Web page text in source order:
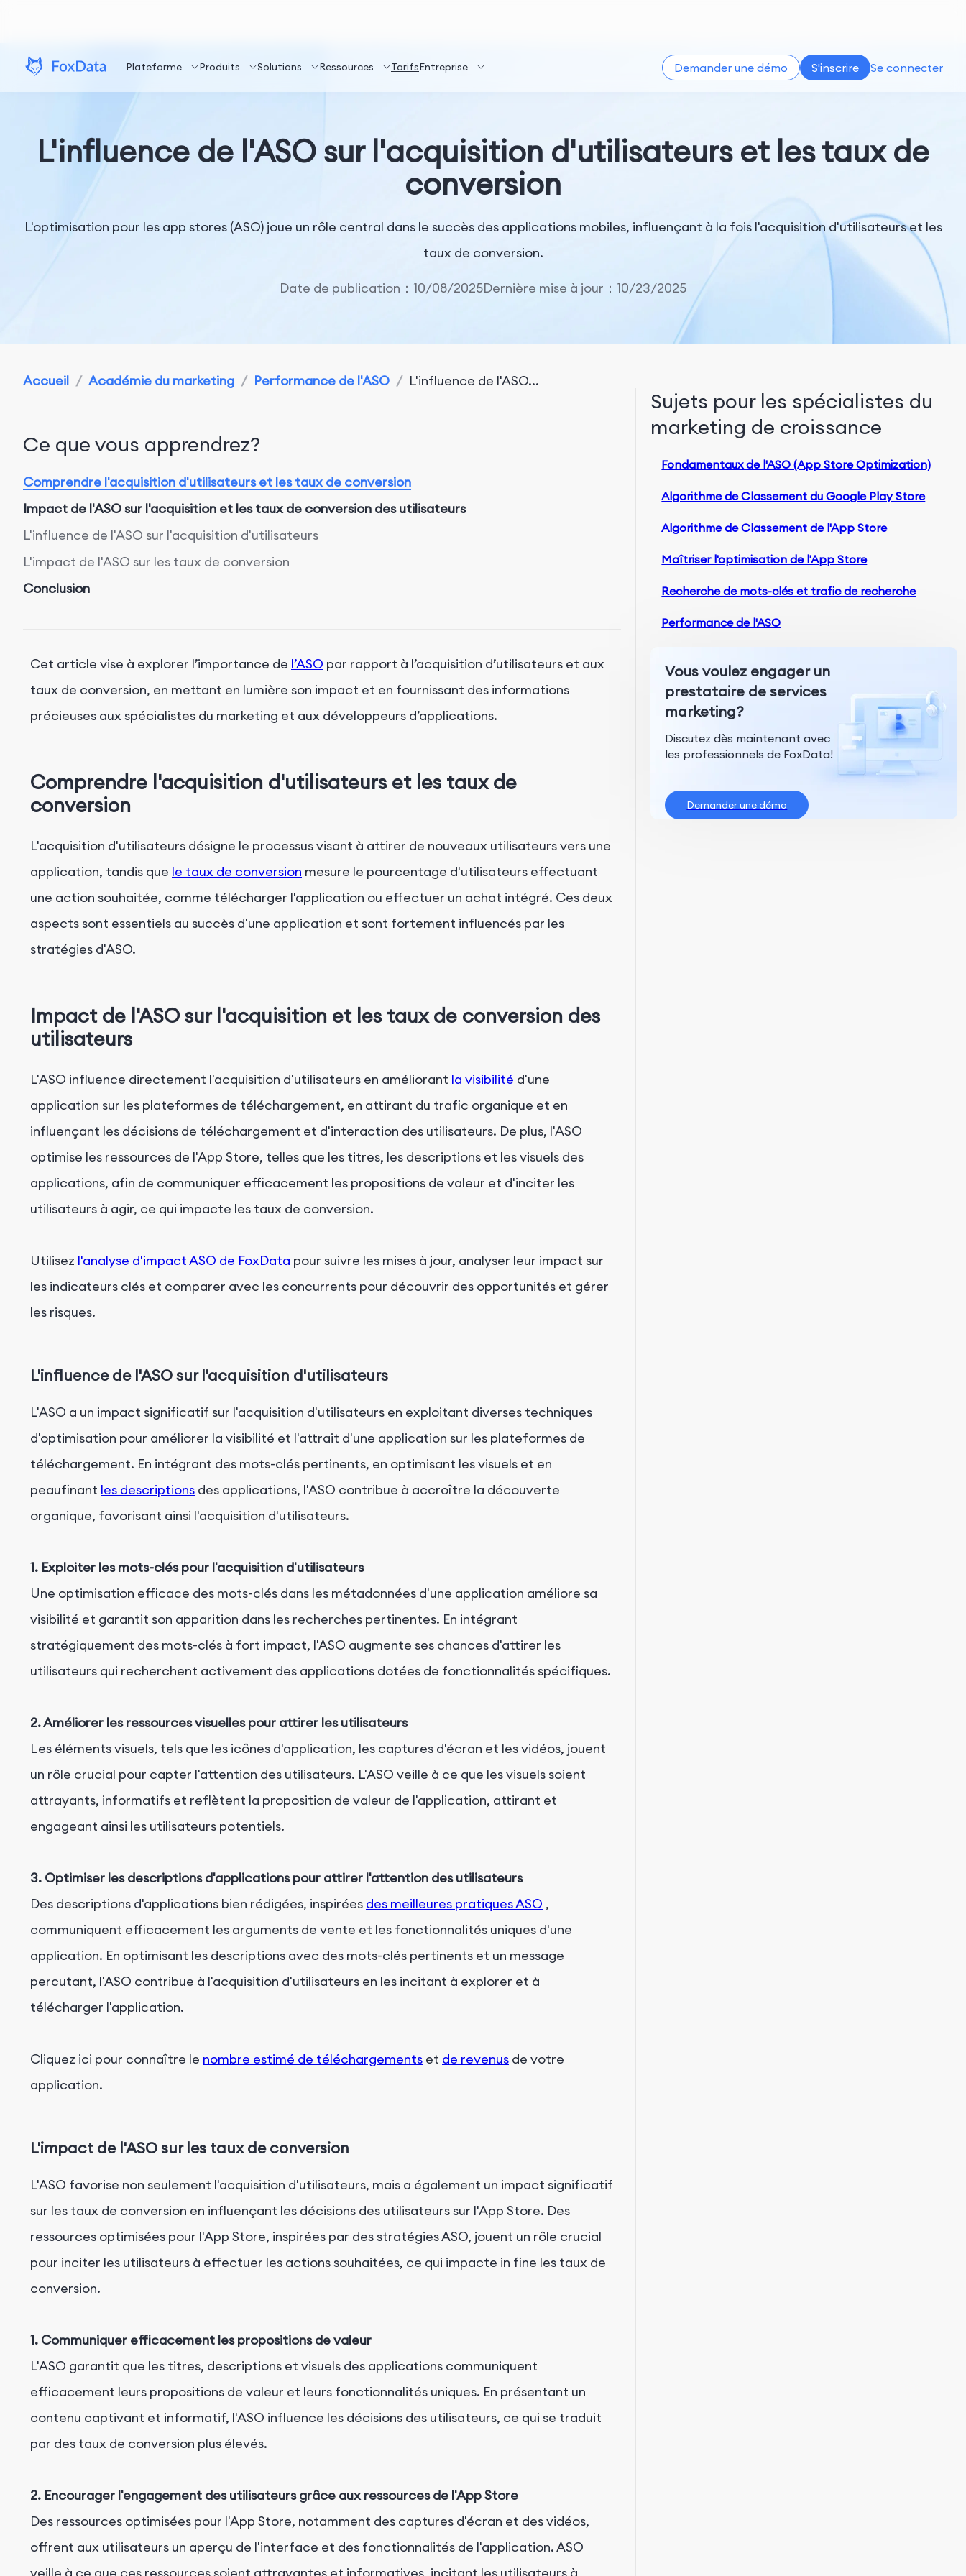
Plateforme Produits Solutions Ressources TarifsEntreprise Demander une démo S'inscrire Se connecter
L'influence de l'ASO sur l'acquisition d'utilisateurs et les taux de
conversion
L'optimisation pour les app stores (ASO) joue un rôle central dans le succès des applications mobiles, influençant à la fois l'acquisition d'utilisateurs et les
taux de conversion.
Date de publication：10/08/2025Dernière mise à jour：10/23/2025
Accueil / Académie du marketing / Performance de l'ASO / L'influence de l'ASO...
Ce que vous apprendrez?
Comprendre l'acquisition d'utilisateurs et les taux de conversion
Impact de l'ASO sur l'acquisition et les taux de conversion des utilisateurs
L'influence de l'ASO sur l'acquisition d'utilisateurs
L'impact de l'ASO sur les taux de conversion
Conclusion
Cet article vise à explorer l’importance de l’ASO par rapport à l’acquisition d’utilisateurs et aux
taux de conversion, en mettant en lumière son impact et en fournissant des informations
précieuses aux spécialistes du marketing et aux développeurs d’applications.
Comprendre l'acquisition d'utilisateurs et les taux de
conversion
L'acquisition d'utilisateurs désigne le processus visant à attirer de nouveaux utilisateurs vers une
application, tandis que le taux de conversion mesure le pourcentage d'utilisateurs effectuant
une action souhaitée, comme télécharger l'application ou effectuer un achat intégré. Ces deux
aspects sont essentiels au succès d'une application et sont fortement influencés par les
stratégies d'ASO.
Impact de l'ASO sur l'acquisition et les taux de conversion des
utilisateurs
L'ASO influence directement l'acquisition d'utilisateurs en améliorant la visibilité d'une
application sur les plateformes de téléchargement, en attirant du trafic organique et en
influençant les décisions de téléchargement et d'interaction des utilisateurs. De plus, l'ASO
optimise les ressources de l'App Store, telles que les titres, les descriptions et les visuels des
applications, afin de communiquer efficacement les propositions de valeur et d'inciter les
utilisateurs à agir, ce qui impacte les taux de conversion.
Utilisez l'analyse d'impact ASO de FoxData pour suivre les mises à jour, analyser leur impact sur
les indicateurs clés et comparer avec les concurrents pour découvrir des opportunités et gérer
les risques.
L'influence de l'ASO sur l'acquisition d'utilisateurs
L'ASO a un impact significatif sur l'acquisition d'utilisateurs en exploitant diverses techniques
d'optimisation pour améliorer la visibilité et l'attrait d'une application sur les plateformes de
téléchargement. En intégrant des mots-clés pertinents, en optimisant les visuels et en
peaufinant les descriptions des applications, l'ASO contribue à accroître la découverte
organique, favorisant ainsi l'acquisition d'utilisateurs.
1. Exploiter les mots-clés pour l'acquisition d'utilisateurs
Une optimisation efficace des mots-clés dans les métadonnées d'une application améliore sa
visibilité et garantit son apparition dans les recherches pertinentes. En intégrant
stratégiquement des mots-clés à fort impact, l'ASO augmente ses chances d'attirer les
utilisateurs qui recherchent activement des applications dotées de fonctionnalités spécifiques.
2. Améliorer les ressources visuelles pour attirer les utilisateurs
Les éléments visuels, tels que les icônes d'application, les captures d'écran et les vidéos, jouent
un rôle crucial pour capter l'attention des utilisateurs. L'ASO veille à ce que les visuels soient
attrayants, informatifs et reflètent la proposition de valeur de l'application, attirant et
engageant ainsi les utilisateurs potentiels.
3. Optimiser les descriptions d'applications pour attirer l'attention des utilisateurs
Des descriptions d'applications bien rédigées, inspirées des meilleures pratiques ASO ,
communiquent efficacement les arguments de vente et les fonctionnalités uniques d'une
application. En optimisant les descriptions avec des mots-clés pertinents et un message
percutant, l'ASO contribue à l'acquisition d'utilisateurs en les incitant à explorer et à
télécharger l'application.
Cliquez ici pour connaître le nombre estimé de téléchargements et de revenus de votre
application.
L'impact de l'ASO sur les taux de conversion
L'ASO favorise non seulement l'acquisition d'utilisateurs, mais a également un impact significatif
sur les taux de conversion en influençant les décisions des utilisateurs sur l'App Store. Des
ressources optimisées pour l'App Store, inspirées par des stratégies ASO, jouent un rôle crucial
pour inciter les utilisateurs à effectuer les actions souhaitées, ce qui impacte in fine les taux de
conversion.
1. Communiquer efficacement les propositions de valeur
L'ASO garantit que les titres, descriptions et visuels des applications communiquent
efficacement leurs propositions de valeur et leurs fonctionnalités uniques. En présentant un
contenu captivant et informatif, l'ASO influence les décisions des utilisateurs, ce qui se traduit
par des taux de conversion plus élevés.
2. Encourager l'engagement des utilisateurs grâce aux ressources de l'App Store
Des ressources optimisées pour l'App Store, notamment des captures d'écran et des vidéos,
offrent aux utilisateurs un aperçu de l'interface et des fonctionnalités de l'application. ASO
veille à ce que ces ressources soient attrayantes et informatives, incitant les utilisateurs à
Sujets pour les spécialistes du
marketing de croissance
Fondamentaux de l'ASO (App Store Optimization)
Algorithme de Classement du Google Play Store
Algorithme de Classement de l'App Store
Maîtriser l'optimisation de l'App Store
Recherche de mots-clés et trafic de recherche
Performance de l'ASO
Vous voulez engager un
prestataire de services
marketing?
Discutez dès maintenant avec
les professionnels de FoxData!
Demander une démo